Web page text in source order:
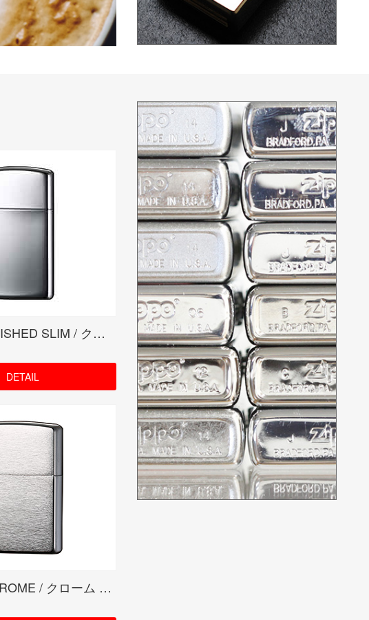
CHROME POLISHED SLIM / クロームポリッシュド スリム
DETAIL
BRUSHED CHROME / クローム サテーナ